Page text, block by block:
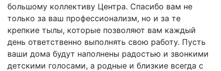
большому коллективу Центра. Спасибо вам не
только за ваш профессионализм, но и за те
крепкие тылы, которые позволяют вам каждый
день ответственно выполнять свою работу. Пусть
ваши дома будут наполнены радостью и звонкими
детскими голосами, а родные и близкие всегда с